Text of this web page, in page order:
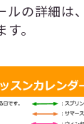
ルの詳細は
。